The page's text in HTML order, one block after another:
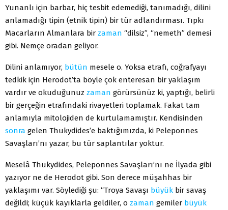
Yunanlı için barbar, hiç tesbit edemediği, tanımadığı, dilini
anlamadığı tipin (etnik tipin) bir tür adlandırması. Tıpkı
Macarların Almanlara bir zaman “dilsiz”, “nemeth” demesi
gibi. Nemçe oradan geliyor.
Dilini anlamıyor, bütün mesele o. Yoksa etrafı, coğrafyayı
tedkik için Herodot’ta böyle çok enteresan bir yaklaşım
vardır ve okuduğunuz zaman görürsünüz ki, yaptığı, belirli
bir gerçeğin etrafındaki rivayetleri toplamak. Fakat tam
anlamıyla mitolojiden de kurtulamamıştır. Kendisinden
sonra gelen Thukydides’e baktığımızda, ki Peleponnes
Savaşları’nı yazar, bu tür saplantılar yoktur.
Meselâ Thukydides, Peleponnes Savaşları’nı ne İlyada gibi
yazıyor ne de Herodot gibi. Son derece müşahhas bir
yaklaşımı var. Söylediği şu: “Troya Savaşı büyük bir savaş
değildi; küçük kayıklarla geldiler, o zaman gemiler büyük